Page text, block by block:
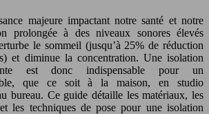
majeure impactant notre santé et notre
prolongée à des niveaux sonores élevés
le sommeil (jusqu’à 25% de réduction
et diminue la concentration. Une isolation
est donc indispensable pour un
que ce soit à la maison, en studio
bureau. Ce guide détaille les matériaux, les
les techniques de pose pour une isolation